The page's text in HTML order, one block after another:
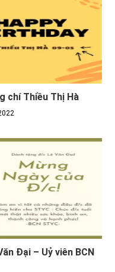
chí Thiều Thị Hà
Đại – Uỷ viên BCN